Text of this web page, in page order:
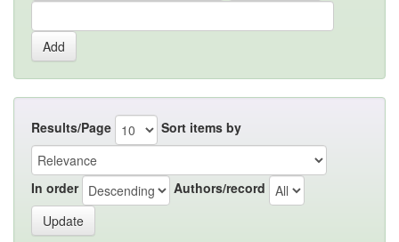
Results/Page Sort items by
In order Authors/record